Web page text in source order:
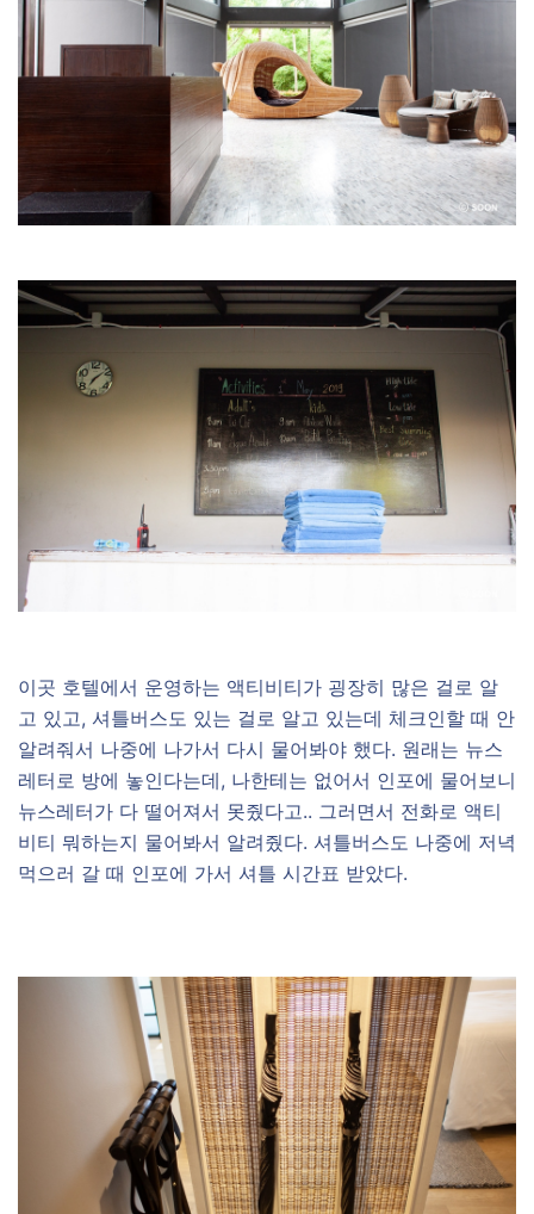
이곳 호텔에서 운영하는 액티비티가 굉장히 많은 걸로 알
고 있고, 셔틀버스도 있는 걸로 알고 있는데 체크인할 때 안
알려줘서 나중에 나가서 다시 물어봐야 했다. 원래는 뉴스
레터로 방에 놓인다는데, 나한테는 없어서 인포에 물어보니
뉴스레터가 다 떨어져서 못줬다고.. 그러면서 전화로 액티
비티 뭐하는지 물어봐서 알려줬다. 셔틀버스도 나중에 저녁
먹으러 갈 때 인포에 가서 셔틀 시간표 받았다.